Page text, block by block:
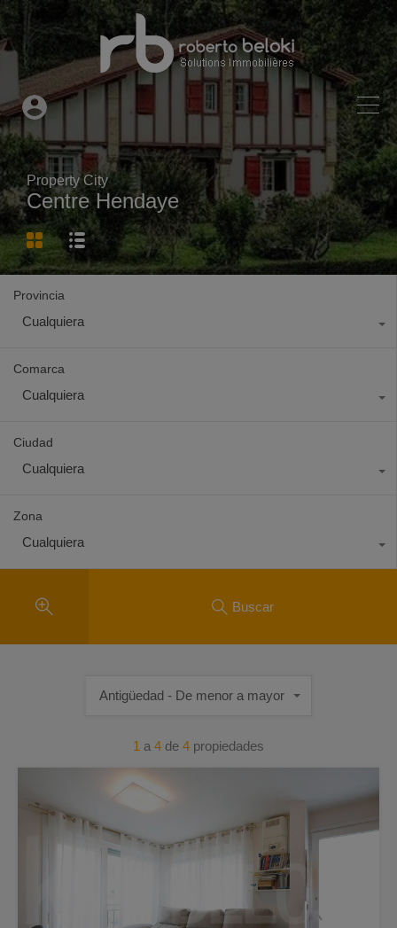
Property City
Centre Hendaye
Provincia
Cualquiera
Comarca
Cualquiera
Ciudad
Cualquiera
Zona
Cualquiera
Buscar
1 a 4 de 4 propiedades
Antigüedad - De menor a mayor